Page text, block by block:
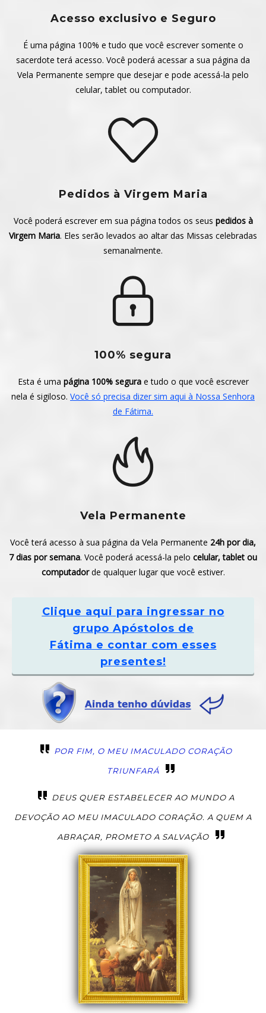
Acesso exclusivo e Seguro
É uma página 100% e tudo que você escrever somente o
sacerdote terá acesso. Você poderá acessar a sua página da
Vela Permanente sempre que desejar e pode acessá-la pelo
celular, tablet ou computador.
Pedidos à Virgem Maria
Você poderá escrever em sua página todos os seus pedidos à
Virgem Maria. Eles serão levados ao altar das Missas celebradas
semanalmente.
100% segura
Esta é uma página 100% segurae tudo o que você escrever
nela é sigiloso. Você só precisa dizer sim aqui à Nossa Senhora
de Fátima.
Vela Permanente
Você terá acesso à sua página da Vela Permanente 24h por dia,
7 dias por semana. Você poderá acessá-la pelo celular, tablet ou
computadorde qualquer lugar que você estiver.
Clique aqui para ingressar no
grupo Apóstolos de
Fátima e contar com esses
presentes!
POR FIM, O MEU IMACULADO CORAÇÃO
TRIUNFARÁ
DEUS QUER ESTABELECER AO MUNDO A
DEVOÇÃO AO MEU IMACULADO CORAÇÃO. A QUEM A
ABRAÇAR, PROMETO A SALVAÇÃO